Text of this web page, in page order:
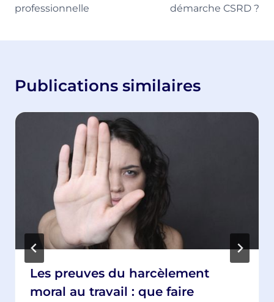
professionnelle
démarche CSRD ?
Publications similaires
Les preuves du harcèlement
moral au travail : que faire